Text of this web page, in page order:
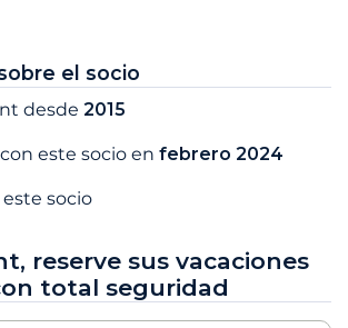
el socio
desde 2015
este socio en febrero 2024
socio
reserve sus vacaciones
total seguridad